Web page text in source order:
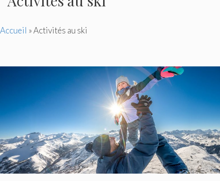
Accueil »Activités au ski